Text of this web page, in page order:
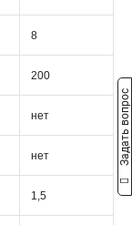
8
200
нет
нет
1,5
Задать вопрос